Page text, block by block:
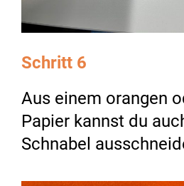
Schritt 6
Aus einem orangen
Papier kannst du
Schnabel